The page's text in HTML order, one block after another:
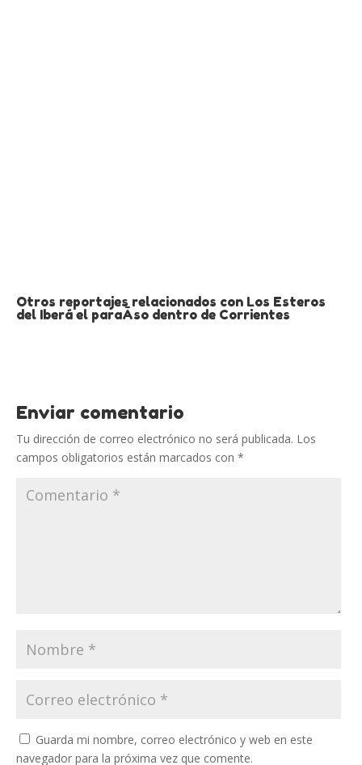
Otros reportajes relacionados con Los Esteros
del Iberá el paraÃ­so dentro de Corrientes
Enviar comentario
Tu dirección de correo electrónico no será publicada. Los
campos obligatorios están marcados con *
Guarda mi nombre, correo electrónico y web en este
navegador para la próxima vez que comente.